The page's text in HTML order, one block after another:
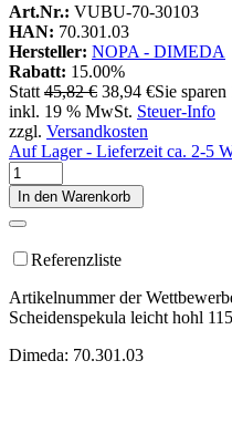
Art.Nr.: VUBU-70-30103
HAN: 70.301.03
Hersteller: NOPA - DIMEDA
Rabatt: 15.00%
Statt 45,82 € 38,94 €Sie
inkl. 19 % MwSt. Steuer-Info
zzgl. Versandkosten
Auf Lager - Lieferzeit ca. 2-5
In den Warenkorb
Referenzliste
Artikelnummer der
Scheidenspekula leicht hohl
Dimeda: 70.301.03